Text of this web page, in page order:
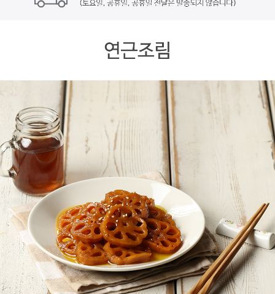
페이코 ID로
PAYCO 바로